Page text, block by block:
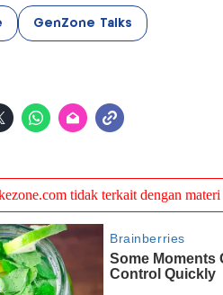
GenZone Talks